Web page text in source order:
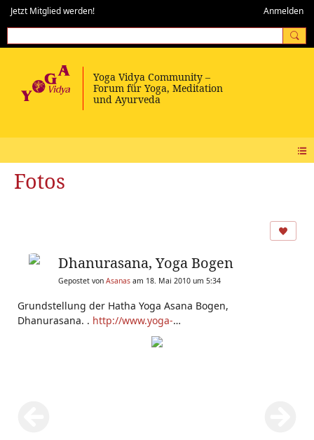
Jetzt Mitglied werden! Anmelden
Fotos
Dhanurasana, Yoga Bogen
Gepostet von Asanas am 18. Mai 2010 um 5:34
Grundstellung der Hatha Yoga Asana Bogen,
Dhanurasana. . http://www.yoga-
vidya.de/de/asana/bogen.html